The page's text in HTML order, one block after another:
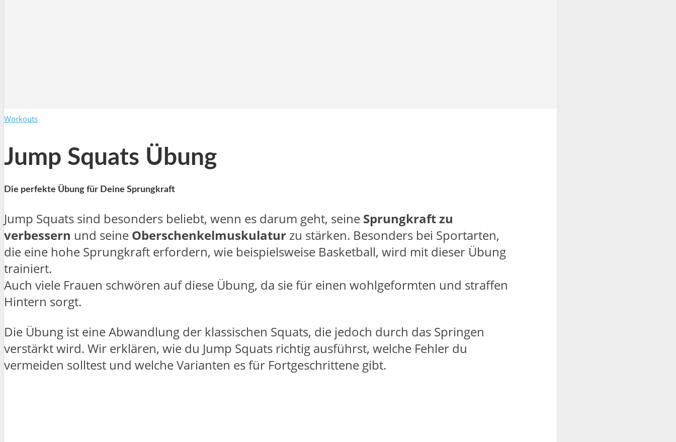
Workouts
Jump Squats Übung
Die perfekte Übung für Deine Sprungkraft
Jump Squats sind besonders beliebt, wenn es darum geht, seine Sprungkraft zu
verbessern und seine Oberschenkelmuskulatur zu stärken. Besonders bei Sportarten,
die eine hohe Sprungkraft erfordern, wie beispielsweise Basketball, wird mit dieser Übung
trainiert.
Auch viele Frauen schwören auf diese Übung, da sie für einen wohlgeformten und straffen
Hintern sorgt.
Die Übung ist eine Abwandlung der klassischen Squats, die jedoch durch das Springen
verstärkt wird. Wir erklären, wie du Jump Squats richtig ausführst, welche Fehler du
vermeiden solltest und welche Varianten es für Fortgeschrittene gibt.